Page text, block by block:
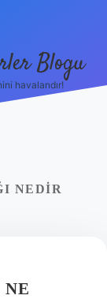
Blogu
havalandır!
NEDIR